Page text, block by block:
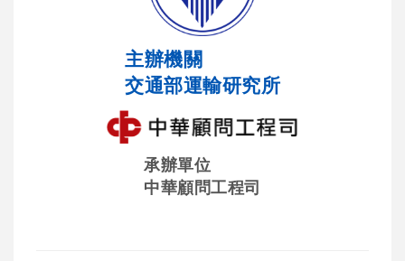
主辦機關
交通部運輸研究所
承辦單位
中華顧問工程司